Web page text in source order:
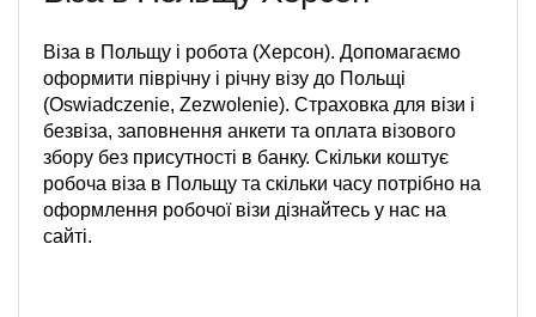
Віза в Польщу і робота (Херсон). Допомагаємо
оформити піврічну і річну візу до Польщі
(Oswiadczenie, Zezwolenie). Страховка для візи і
безвіза, заповнення анкети та оплата візового
збору без присутності в банку. Скільки коштує
робоча віза в Польщу та скільки часу потрібно на
оформлення робочої візи дізнайтесь у наc на
сайті.